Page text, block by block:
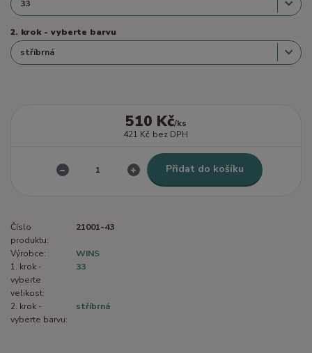
2. krok - vyberte barvu
510 Kč/ks
421 Kč bez DPH
Přidat do košíku
Číslo
produktu:
21001-43
Výrobce:
WINS
1. krok -
vyberte
velikost:
33
2. krok -
vyberte barvu:
stříbrná